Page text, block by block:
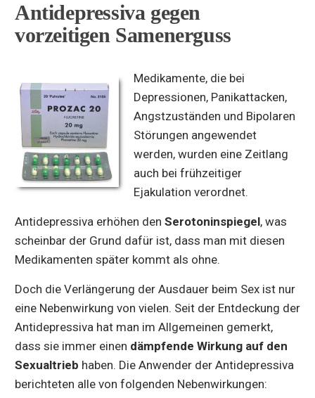
Antidepressiva gegen
vorzeitigen Samenerguss
Medikamente, die bei
Depressionen, Panikattacken,
Angstzuständen und Bipolaren
Störungen angewendet
werden, wurden eine Zeitlang
auch bei frühzeitiger
Ejakulation verordnet.
Antidepressiva erhöhen den Serotoninspiegel, was
scheinbar der Grund dafür ist, dass man mit diesen
Medikamenten später kommt als ohne.
Doch die Verlängerung der Ausdauer beim Sex ist nur
eine Nebenwirkung von vielen. Seit der Entdeckung der
Antidepressiva hat man im Allgemeinen gemerkt,
dass sie immer einen dämpfende Wirkung auf den
Sexualtrieb haben. Die Anwender der Antidepressiva
berichteten alle von folgenden Nebenwirkungen: